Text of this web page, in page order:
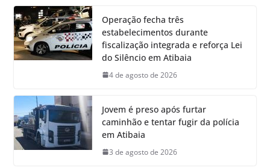
Operação fecha três
estabelecimentos durante
fiscalização integrada e reforça Lei
do Silêncio em Atibaia
4 de agosto de 2026
Jovem é preso após furtar
caminhão e tentar fugir da polícia
em Atibaia
3 de agosto de 2026